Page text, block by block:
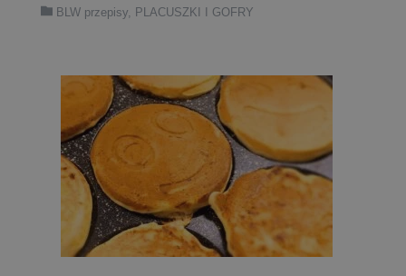
BLW przepisy, PLACUSZKI I GOFRY